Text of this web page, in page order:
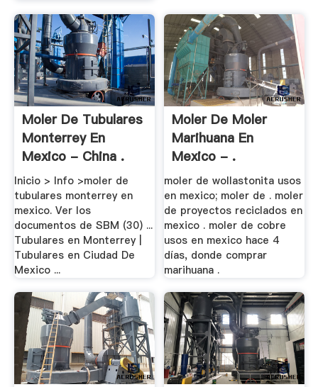
Moler De Tubulares
Monterrey En
Mexico - China .
Inicio > Info >moler de
tubulares monterrey en
mexico. Ver los
documentos de SBM (30) ...
Tubulares en Monterrey |
Tubulares en Ciudad De
Mexico ...
Moler De Moler
Marihuana En
Mexico - .
moler de wollastonita usos
en mexico; moler de . moler
de proyectos reciclados en
mexico . moler de cobre
usos en mexico hace 4
días, donde comprar
marihuana .